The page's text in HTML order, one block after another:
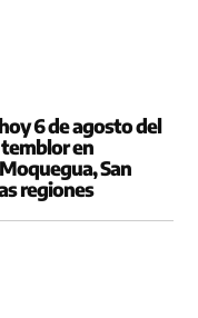
6 de agosto del
en
San
regiones